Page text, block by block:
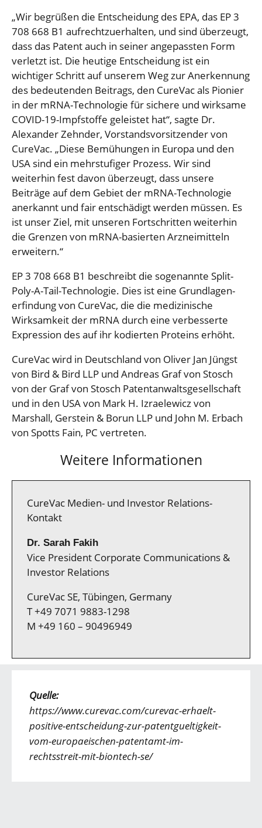
„Wir begrüßen die Entscheidung des EPA, das EP 3
708 668 B1 aufrechtzuerhalten, und sind überzeugt,
dass das Patent auch in seiner angepassten Form
verletzt ist. Die heutige Ent­scheidung ist ein
wichtiger Schritt auf unserem Weg zur Anerkennung
des bedeutenden Bei­trags, den CureVac als Pionier
in der mRNA-Technologie für sichere und wirksame
COVID-19-Impfstoffe geleistet hat“, sagte Dr.
Alexander Zehnder, Vorstandsvorsitzender von
CureVac. „Diese Bemühungen in Europa und den
USA sind ein mehrstufiger Prozess. Wir sind
weiterhin fest davon überzeugt, dass unsere
Beiträge auf dem Gebiet der mRNA-Technologie
anerkannt und fair entschädigt werden müssen. Es
ist unser Ziel, mit unseren Fortschritten weiterhin
die Grenzen von mRNA-basierten Arzneimitteln
erweitern.“
EP 3 708 668 B1 beschreibt die sogenannte Split-
Poly-A-Tail-Technologie. Dies ist eine Grund­lagen­
erfindung von CureVac, die die medizinische
Wirksamkeit der mRNA durch eine ver­besserte
Expression des auf ihr kodierten Proteins erhöht.
CureVac wird in Deutschland von Oliver Jan Jüngst
von Bird & Bird LLP und Andreas Graf von Stosch
von der Graf von Stosch Patentanwaltsgesellschaft
und in den USA von Mark H. Izraelewicz von
Marshall, Gerstein & Borun LLP und John M. Erbach
von Spotts Fain, PC vertreten.
Weitere Informationen
CureVac Medien- und Investor Relations-
Kontakt
Dr. Sarah Fakih
Vice President Corporate Communications &
Investor Relations
CureVac SE, Tübingen, Germany
T +49 7071 9883-1298
M +49 160 – 90496949
Quelle:
https://www.curevac.com/curevac-erhaelt-
positive-entscheidung-zur-patentgueltigkeit-
vom-europaeischen-patentamt-im-
rechtsstreit-mit-biontech-se/